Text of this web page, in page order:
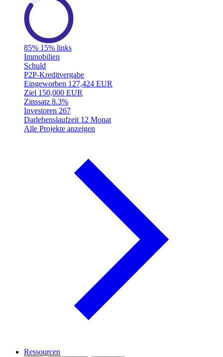
85% 15% links
Immobilien
Schuld
P2P-Kreditvergabe
Eingeworben 127,424 EUR
Ziel 150,000 EUR
Zinssatz 8.3%
Investoren 267
Darlehenslaufzeit 12 Monat
Alle Projekte anzeigen
Ressourcen